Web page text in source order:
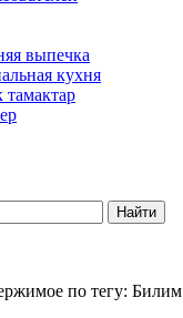
выпечка
кухня
тамактар
Найти
по тегу: Билим